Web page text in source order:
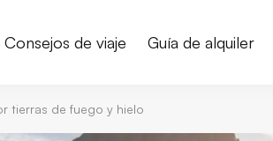
Consejos de viaje Guía de alquiler
tierras de fuego y hielo